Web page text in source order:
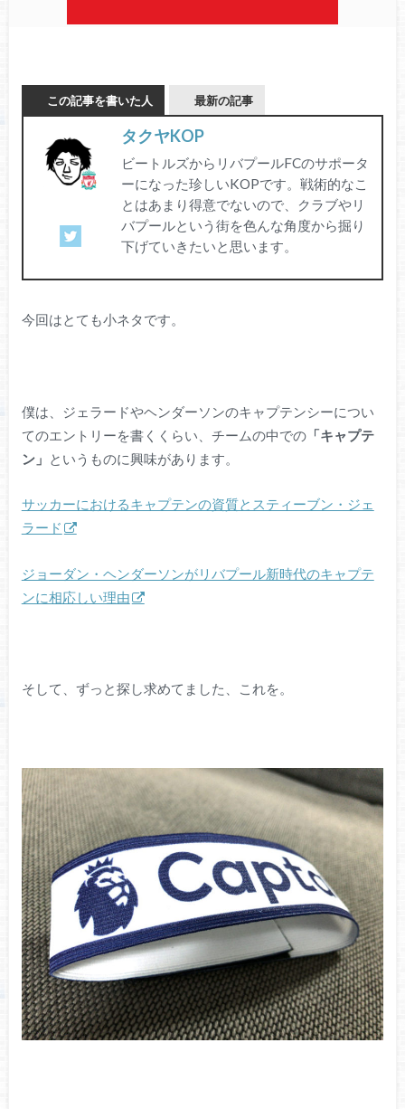
この記事を書いた人 最新の記事
タクヤKOP
ビートルズからリバプールFCのサポータ
ーになった珍しいKOPです。戦術的なこ
とはあまり得意でないので、クラブやリ
バプールという街を色んな角度から掘り
下げていきたいと思います。
今回はとても小ネタです。
僕は、ジェラードやヘンダーソンのキャプテンシーについ
てのエントリーを書くくらい、チームの中での「キャプテ
ン」
というものに興味があります。
サッカーにおけるキャプテンの資質とスティーブン・ジェ
ラード
ジョーダン・ヘンダーソンがリバプール新時代のキャプテ
ンに相応しい理由
そして、ずっと探し求めてました、これを。